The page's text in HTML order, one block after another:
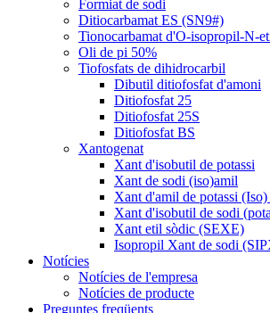
Formiat de sodi
Ditiocarbamat ES (SN9#)
Tionocarbamat d'O-isopropil-N-
Oli de pi 50%
Tiofosfats de dihidrocarbil
Dibutil ditiofosfat d'amoni
Ditiofosfat 25
Ditiofosfat 25S
Ditiofosfat BS
Xantogenat
Xant d'isobutil de potassi
Xant de sodi (iso)amil
Xant d'amil de potassi
Xant d'isobutil de sodi
Xant etil sòdic (SEXE)
Isopropil Xant de sodi
Notícies
Notícies de l'empresa
Notícies de producte
Preguntes freqüents